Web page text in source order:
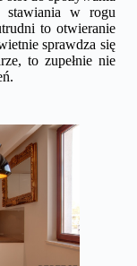
stawiania w rogu
to otwieranie
sprawdza się
to zupełnie nie